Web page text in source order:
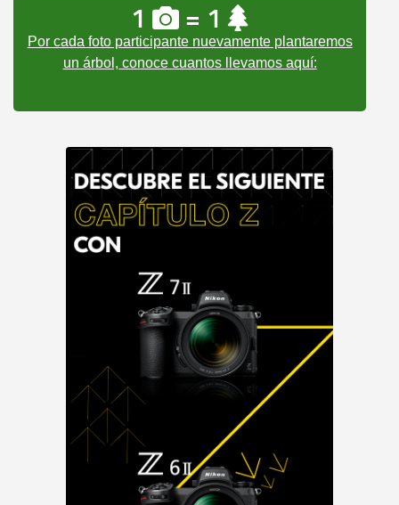
1 = 1
Por cada foto participante nuevamente plantaremos
un árbol, conoce cuantos llevamos aquí: